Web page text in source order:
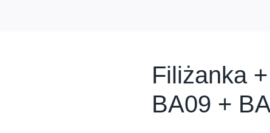
Filiżanka
BA09 +